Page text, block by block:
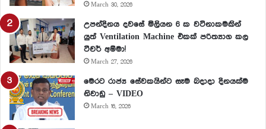
March 30, 2026
උපන්දිනය දවසේ මිලියන 6 ක වටිනාකමකින්
යුත් Ventilation Machine එකක් පරිත්‍යාග කල
ටීචර් අම්මා!
March 27, 2026
මෙරට රාජ්‍ය සේවකයින්ට සෑම බදාදා දිනයක්ම
නිවාඩු – VIDEO
March 16, 2026